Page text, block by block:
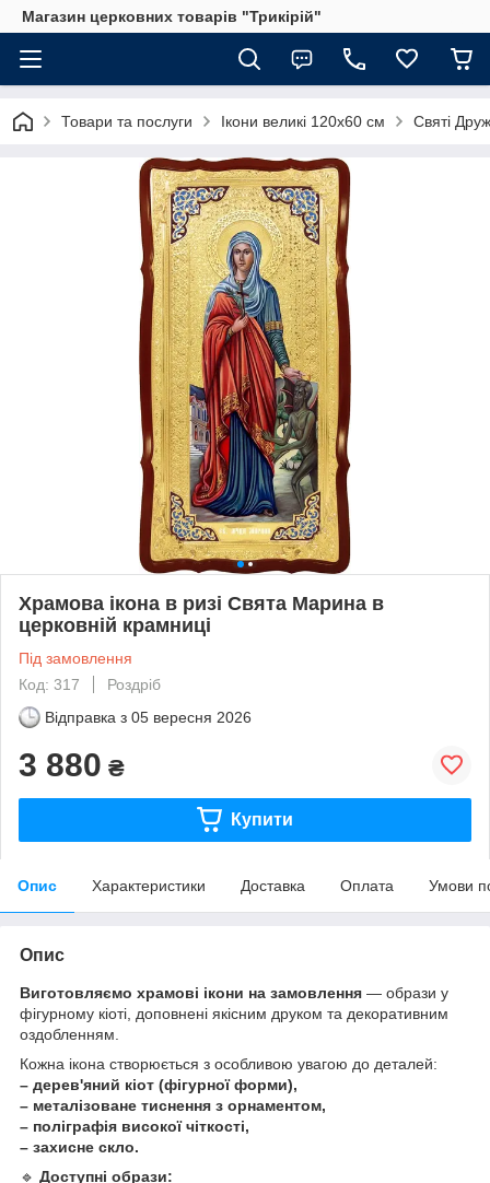
Магазин церковних товарів "Трикірій"
Товари та послуги Ікони великі 120х60 см Святі
Храмова ікона в ризі Свята Марина в
церковній крамниці
Під замовлення
Код: 317
Роздріб
Відправка з 05 вересня 2026
3 880 ₴
Купити
Опис Характеристики Доставка Оплата Умови
Опис
Виготовляємо храмові ікони на замовлення — образи у
фігурному кіоті, доповнені якісним друком та декоративним
оздобленням.
Кожна ікона створюється з особливою увагою до деталей:
– дерев'яний кіот (фігурної форми),
– металізоване тиснення з орнаментом,
– поліграфія високої чіткості,
– захисне скло.
🔹 Доступні образи: